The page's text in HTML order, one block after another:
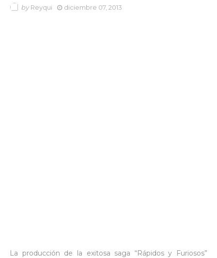
by Reyqui diciembre 07, 2013
La producción de la exitosa saga “Rápidos y Furiosos”